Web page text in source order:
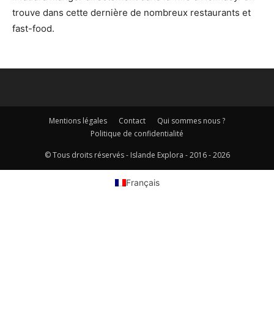
trouve dans cette dernière de nombreux restaurants et
fast-food.
Mentions légales Contact
Qui sommes nous ?
Politique de confidentialité
© Tous droits réservés - Islande Explora - 2016 - 2026
Français